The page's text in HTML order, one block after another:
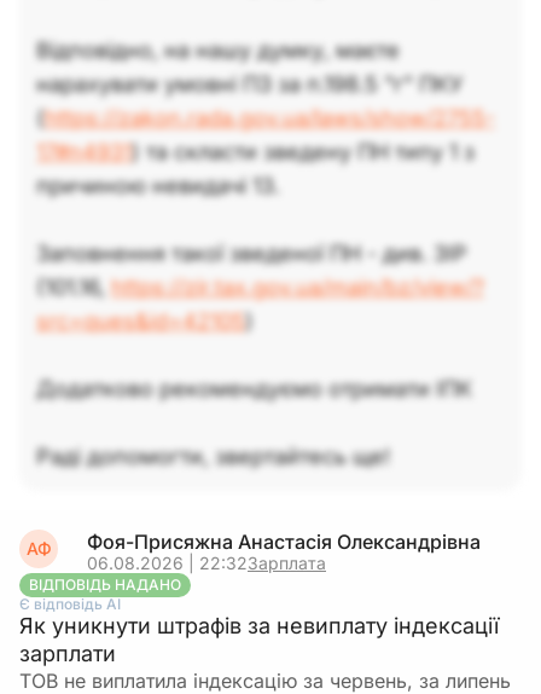
Відповідно, на нашу думку, маєте
нарахувати умовні ПЗ за п.198.5 "г" ПКУ
(https://zakon.rada.gov.ua/laws/show/2755-
17#n4931 ) та скласти зведену ПН типу 1 з
причиною невидачі 13.
Заповнення такої зведеної ПН - див. ЗІР
(101.16, https://zir.tax.gov.ua/main/bz/view/?
src=ques&id=42105)
Додатково рекомендуємо отримати ІПК
Раді допомогти, звертайтесь ще!
АФ Фоя-Присяжна Анастасія Олександрівна
06.08.2026 | 22:32Зарплата
ВІДПОВІДЬ НАДАНО
Є відповідь АІ
Як уникнути штрафів за невиплату індексації
зарплати
ТОВ не виплатила індексацію за червень, за липень